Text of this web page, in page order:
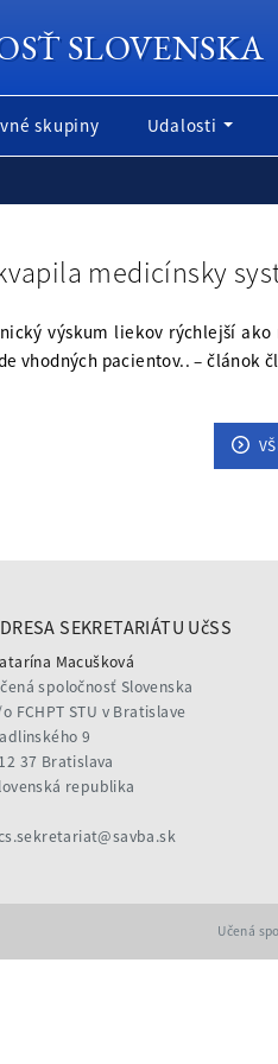
SLOVENSKA
skupiny Udalosti
medicínsky
výskum liekov rýchlejší
vhodných pacientov.. – článok
SEKRETARIÁTU UčSS
Macušková
spoločnosť Slovenska
FCHPT STU v Bratislave
9
37 Bratislava
republika
Učená